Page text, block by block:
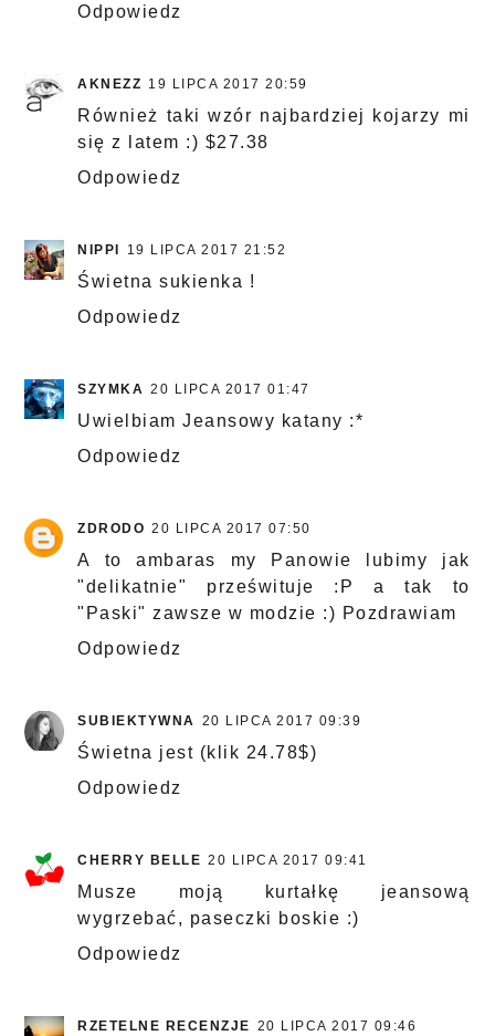
Odpowiedz
AKNEZZ 19 LIPCA 2017 20:59
Również taki wzór najbardziej kojarzy mi
się z latem :) $27.38
Odpowiedz
NIPPI 19 LIPCA 2017 21:52
Świetna sukienka !
Odpowiedz
SZYMKA 20 LIPCA 2017 01:47
Uwielbiam Jeansowy katany :*
Odpowiedz
ZDRODO 20 LIPCA 2017 07:50
A to ambaras my Panowie lubimy jak
"delikatnie" prześwituje :P a tak to
"Paski" zawsze w modzie :) Pozdrawiam
Odpowiedz
SUBIEKTYWNA 20 LIPCA 2017 09:39
Świetna jest (klik 24.78$)
Odpowiedz
CHERRY BELLE 20 LIPCA 2017 09:41
Musze moją kurtałkę jeansową
wygrzebać, paseczki boskie :)
Odpowiedz
RZETELNE RECENZJE 20 LIPCA 2017 09:46